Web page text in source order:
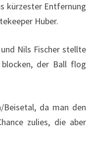
kürzester Entfernung
Huber.
Nils Fischer stellte
der Ball flog
Beisetal, da man den
zulies, die aber